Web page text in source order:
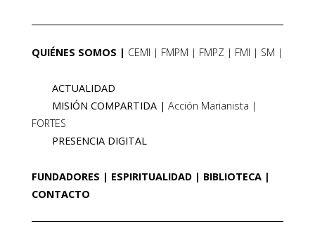
QUIÉNES SOMOS CEMI FMPM FMPZ FMI SM
ACTUALIDAD
MISIÓN COMPARTIDA
Acción Marianista
FORTES
PRESENCIA DIGITAL
FUNDADORES ESPIRITUALIDAD
BIBLIOTECA
CONTACTO